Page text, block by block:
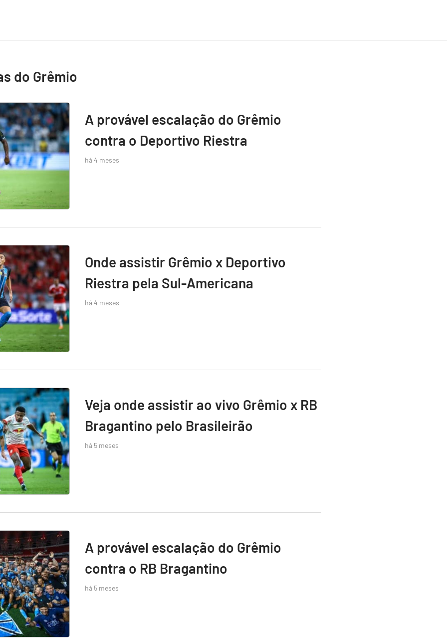
do Grêmio
A provável escalação do Grêmio
contra o Deportivo Riestra
há 4 meses
Onde assistir Grêmio x Deportivo
Riestra pela Sul-Americana
há 4 meses
Veja onde assistir ao vivo Grêmio x RB
Bragantino pelo Brasileirão
há 5 meses
A provável escalação do Grêmio
contra o RB Bragantino
há 5 meses